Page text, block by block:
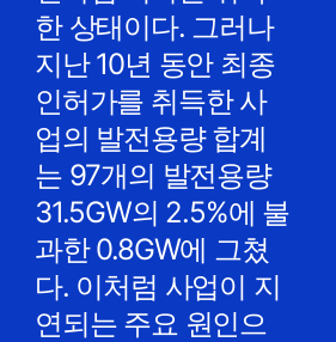
한 상태이다. 그러나
지난 10년 동안 최종
인허가를 취득한 사
업의 발전용량 합계
는 97개의 발전용량
31.5GW의 2.5%에 불
과한 0.8GW에 그쳤
다. 이처럼 사업이 지
연되는 주요 원인으